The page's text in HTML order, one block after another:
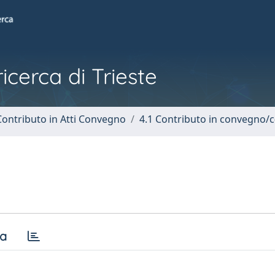
di Trieste
in Atti Convegno 4.1 Contributo in convegno/